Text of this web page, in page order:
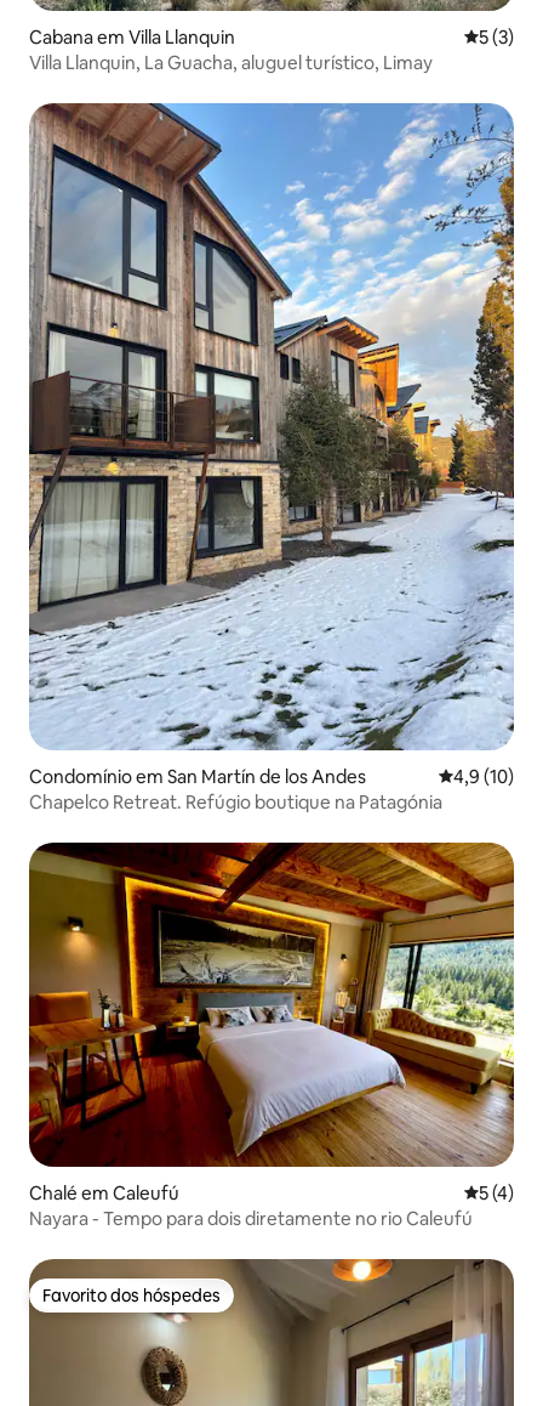
Cabana em Villa Llanquin
5 (3)
Villa Llanquin, La Guacha, aluguel turístico, Limay
Condomínio em San Martín de los Andes
4,9 (10)
Chapelco Retreat. Refúgio boutique na Patagónia
Chalé em Caleufú
5 (4)
Nayara - Tempo para dois diretamente no rio Caleufú
Favorito dos hóspedes
Favorito dos hóspedes